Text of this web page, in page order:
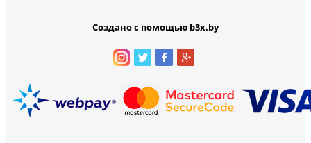
Создано с помощью b3x.by